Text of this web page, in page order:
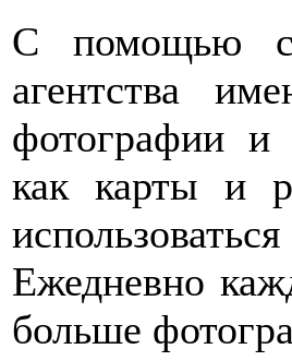
С помощью
агентства
фотографии и
как карты и
Ежедневно
больше